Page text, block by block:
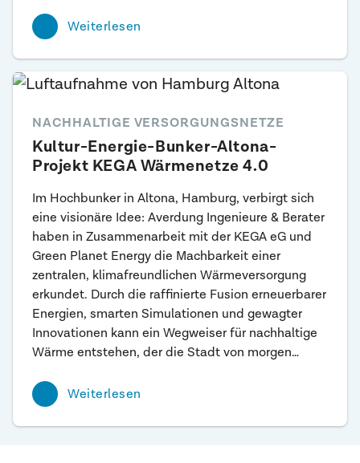
Weiterlesen
NACHHALTIGE VERSORGUNGSNETZE
Kultur-Energie-Bunker-Altona-
Projekt KEGA Wärmenetze 4.0
Im Hochbunker in Altona, Hamburg, verbirgt sich
eine visionäre Idee: Averdung Ingenieure & Berater
haben in Zusammenarbeit mit der KEGA eG und
Green Planet Energy die Machbarkeit einer
zentralen, klimafreundlichen Wärmeversorgung
erkundet. Durch die raffinierte Fusion erneuerbarer
Energien, smarten Simulationen und gewagter
Innovationen kann ein Wegweiser für nachhaltige
Wärme entstehen, der die Stadt von morgen…
Weiterlesen